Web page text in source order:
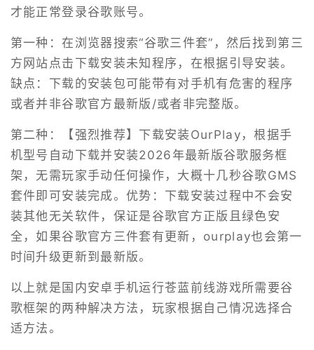
才能正常登录谷歌账号。
第一种：在浏览器搜索“谷歌三件套”，然后找到第三
方网站点击下载安装未知程序，在根据引导安装。
缺点：下载的安装包可能带有对手机有危害的程序
或者并非谷歌官方最新版/或者非完整版。
第二种：【强烈推荐】下载安装OurPlay，根据手
机型号自动下载并安装2026年最新版谷歌服务框
架，无需玩家手动任何操作，大概十几秒谷歌GMS
套件即可安装完成。优势：下载安装过程中不会安
装其他无关软件，保证是谷歌官方正版且绿色安
全，如果谷歌官方三件套有更新，ourplay也会第一
时间升级更新到最新版。
以上就是国内安卓手机运行苍蓝前线游戏所需要谷
歌框架的两种解决方法，玩家根据自己情况选择合
适方法。